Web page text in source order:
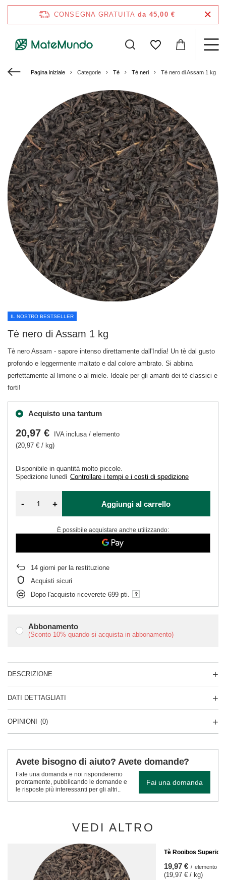
CONSEGNA GRATUITA da 45,00 €
Pagina iniziale Categorie Tè Tè neri Tè nero di Assam 1 kg
IL NOSTRO BESTSELLER
Tè nero di Assam 1 kg
Tè nero Assam - sapore intenso direttamente dall'India! Un tè dal gusto
profondo e leggermente maltato e dal colore ambrato. Si abbina
perfettamente al limone o al miele. Ideale per gli amanti dei tè classici e
forti!
Acquisto una tantum
Abbonamento
(Sconto 10% quando si acquista in abbonamento)
Disponibile in quantità molto piccole
Spedizione lunedì Controllare i tempi e i costi di spedizione
20,97 € IVA inclusa/ elemento
(20,97 € / kg)
- + Aggiungi al carrello
È possibile acquistare anche utilizzando:
14 giorni per la restituzione
Acquisti sicuri
Dopo l'acquisto riceverete 699 pti.
DESCRIZIONE
DATI DETTAGLIATI
OPINIONI (0)
Avete bisogno di aiuto? Avete domande?
Fate una domanda e noi risponderemo
prontamente, pubblicando le domande e
le risposte più interessanti per gli altri..
Fai una domanda
VEDI ALTRO
Tè Rooibos Superior
19,97 € / elemento
(19,97 € / kg)